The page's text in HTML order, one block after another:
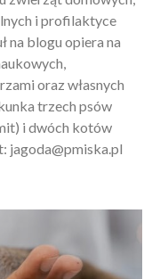
i profilaktyce
na blogu opiera na
oraz własnych
trzech psów
i dwóch kotów
jagoda@pmiska.pl